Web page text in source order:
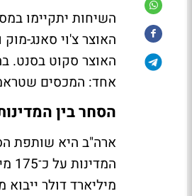
השיחות יתקיימו
האוצר צ'וי סאנג-
האוצר סקוט בסנט.
אחד: המכסים
הסחר בין